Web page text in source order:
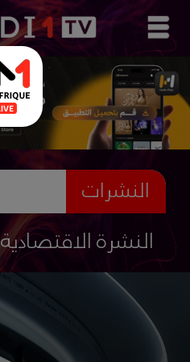
النشرات
النشرة الاقتصادية